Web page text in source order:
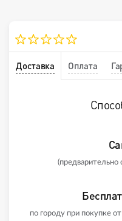
Доставка Оплата
(предварительно
по городу при покупке